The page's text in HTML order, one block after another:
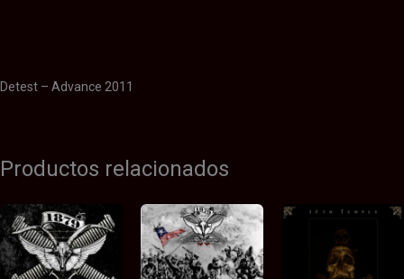
Detest – Advance 2011
Productos relacionados